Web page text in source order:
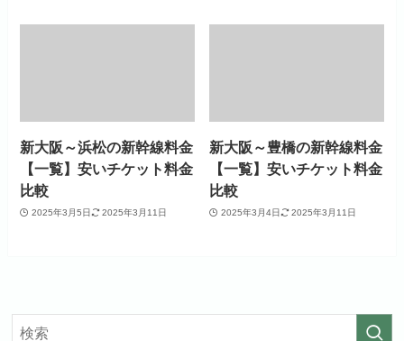
新大阪～浜松の新幹線料金
【一覧】安いチケット料金
比較
2025年3月5日 2025年3月11日
新大阪～豊橋の新幹線料金
【一覧】安いチケット料金
比較
2025年3月4日 2025年3月11日